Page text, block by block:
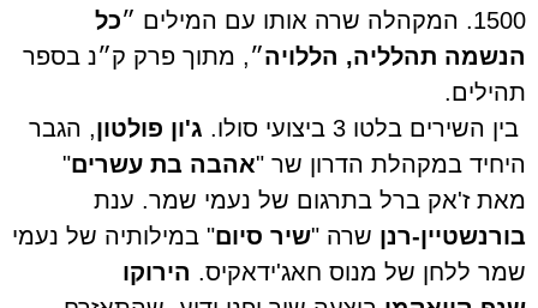
1500. המקהלה שרה אותו עם המילים ״
כל
הנשמה תהלליה, הללויה״, מתוך פרק ק״נ בספר
תהילים.
בין השירים בלטו 3 ביצועי סולו.
ג'ון פולטון, הגבר
היחיד במקהלת הדרון שר "אהבה בת עשרים"
מאת ז'אק ברל בתרגום של נעמי שמר. ענת
בורנשטיין-רנן שרה "שיר סיום" במילותיה של נעמי
שמר ללחן של מנוס חאג'ידאקיס. הירוקו